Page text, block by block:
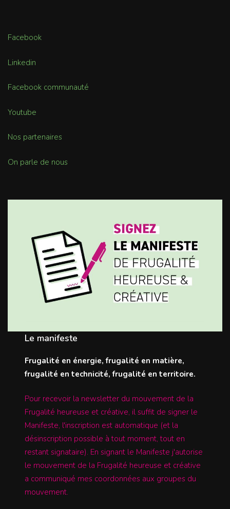
Facebook
Linkedin
Facebook communauté
Youtube
Nos partenaires
On parle de nous
Le manifeste
Frugalité en énergie, frugalité en matière,
frugalité en technicité, frugalité en territoire.
Pour recevoir la newsletter du mouvement de la
Frugalité heureuse et créative, il suffit de signer le
Manifeste, l'inscription est automatique (et la
désinscription possible à tout moment, tout en
restant signataire). En signant le Manifeste j'autorise
le mouvement de la Frugalité heureuse et créative
a communiqué mes coordonnées aux groupes du
mouvement.